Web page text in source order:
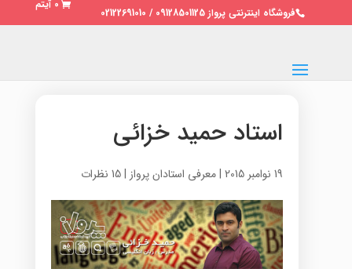
فروشگاه اینترنتی پرواز 09128501125 / 02122691010
0 آیتم
استاد حمید خزائی
19 نوامبر 2015 |معرفی استادان پرواز |15 نظرات